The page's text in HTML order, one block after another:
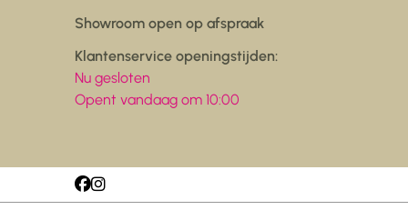
Showroom open op afspraak
Klantenservice openingstijden:
Nu gesloten
Opent vandaag om 10:00